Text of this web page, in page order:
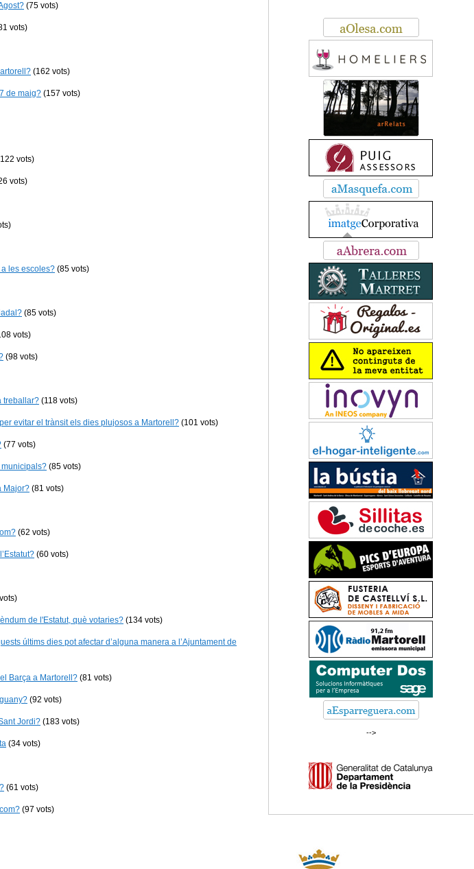
(75 vots)
vots)
(162 vots)
de maig? (157 vots)
vots)
vots)
les escoles? (85 vots)
(85 vots)
vots)
(98 vots)
treballar? (118 vots)
evitar el trànsit els dies plujosos a Martorell? (101 vots)
(77 vots)
(85 vots)
Major? (81 vots)
(62 vots)
(60 vots)
de l'Estatut, què votaries? (134 vots)
últims dies pot afectar d’alguna manera a l’Ajuntament de
Barça a Martorell? (81 vots)
(92 vots)
Jordi? (183 vots)
(34 vots)
(61 vots)
(97 vots)
-->